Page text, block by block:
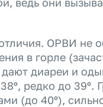
ОРВИ не
в горле
дают диареи и
редко до 39º.
(до 40º),